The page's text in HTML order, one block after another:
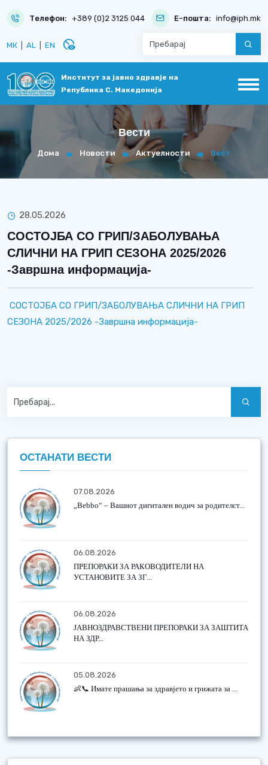
Телефон: +389 (0)2 3125 044 Е-пошта: info@iph.mk
МК AL EN disabled_visible
Институт за јавно здравје на
Република С. Македонија
Вести
Дома Новости Актуелности Вест
28.05.2026
СОСТОЈБА СО ГРИП/ЗАБОЛУВАЊА
СЛИЧНИ НА ГРИП СЕЗОНА 2025/2026
-Завршна информација-
СОСТОЈБА СО ГРИП/ЗАБОЛУВАЊА СЛИЧНИ НА ГРИП
СЕЗОНА 2025/2026 -Завршна информација-
ОСТАНАТИ ВЕСТИ
07.08.2026
„Bebbo“ – Вашиот дигитален водич за родителст...
06.08.2026
ПРЕПОРАКИ ЗА РАКОВОДИТЕЛИ НА
УСТАНОВИТЕ ЗА ЗГ...
06.08.2026
ЈАВНОЗДРАВСТВЕНИ ПРЕПОРАКИ ЗА ЗАШТИТА
НА ЗДР...
05.08.2026
👶📞 Имате прашања за здравјето и грижата за ...